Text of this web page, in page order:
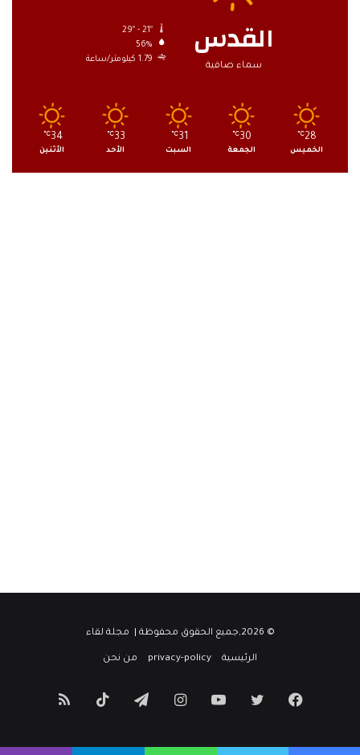
القدس
سماء صافية
56%
1.79 كيلومتر/ساعة
28
℃
الخميس
30
℃
الجمعة
31
℃
السبت
33
℃
الأحد
34
℃
الأثنين
© 2026,جميع الحقوق محفوظة | مجلة لقاء
الرئيسية privacy-policy من نحن
فيسبوكتويتر يوتيوبانستقرامتيلقرام ‫TikTokملخص